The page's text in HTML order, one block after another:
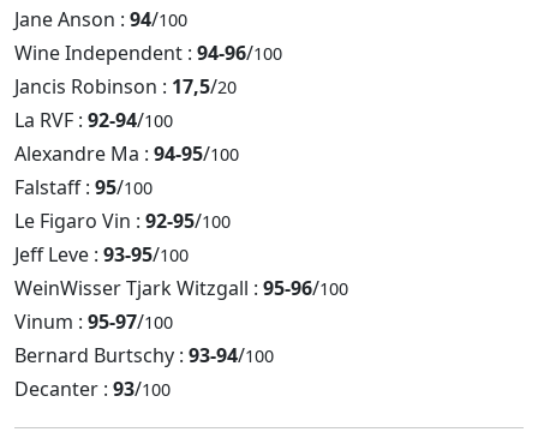
Jane Anson : 94/100
Wine Independent : 94-96/100
Jancis Robinson : 17,5/20
La RVF : 92-94/100
Alexandre Ma : 94-95/100
Falstaff : 95/100
Le Figaro Vin : 92-95/100
Jeff Leve : 93-95/100
WeinWisser Tjark Witzgall : 95-96/100
Vinum : 95-97/100
Bernard Burtschy : 93-94/100
Decanter : 93/100